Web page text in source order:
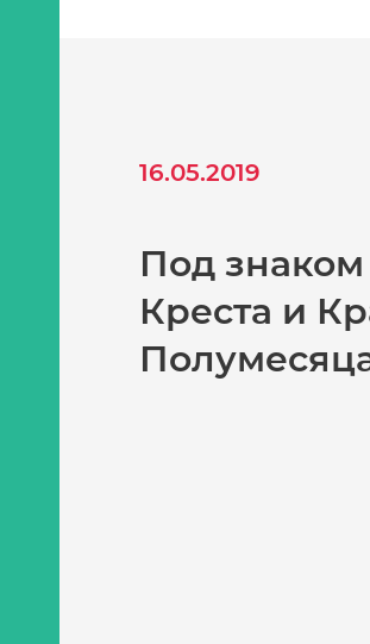
16.05.2019
Под
Креста и